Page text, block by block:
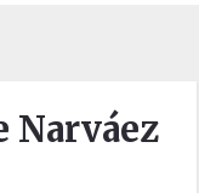
Narváez